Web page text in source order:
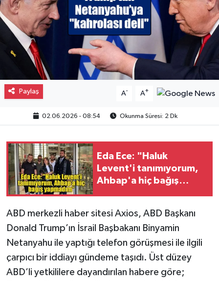
Paylaş A- A+
02.06.2026 - 08:54 Okunma Süresi: 2 Dk
Eda Ece: "Haluk
Levent'i tanımıyorum,
Ahbap'a hiç bağış
ABD merkezli haber sitesi Axios, ABD Başkanı
Donald Trump’ın İsrail Başbakanı Binyamin
Netanyahu ile yaptığı telefon görüşmesi ile ilgili
çarpıcı bir iddiayı gündeme taşıdı. Üst düzey
ABD’li yetkililere dayandırılan habere göre;
Spor
Eğitim